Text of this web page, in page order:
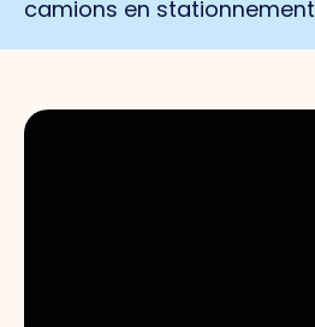
camions en stationnement